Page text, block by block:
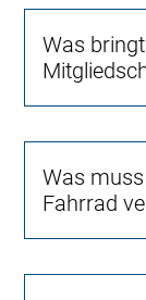
Was
Was
Fahrrad